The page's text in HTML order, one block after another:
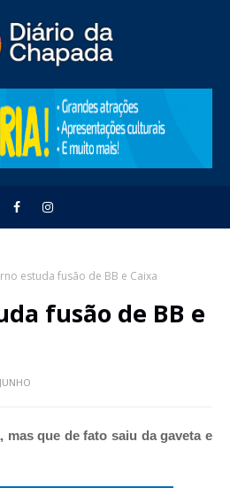
estuda fusão de BB e Caixa
fusão de BB e
mas que de fato saiu da gaveta e